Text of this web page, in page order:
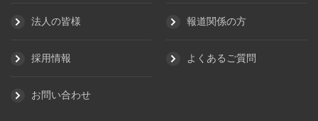
法人の皆様 報道関係の方
採用情報 よくあるご質問
お問い合わせ